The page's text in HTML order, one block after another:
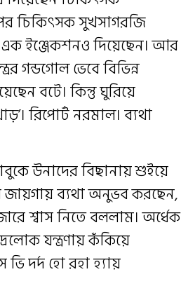
চিকিৎসক সুখসাগরজি
এক ইঞ্জেকশনও দিয়েছেন। আর
গন্ডগোল ভেবে বিভিন্ন
বটে। কিন্তু ঘুরিয়ে
রিপোর্ট নরমাল। ব্যথা
উনাদের বিছানায় শুইয়ে
জায়গায় ব্যথা অনুভব করছেন,
শ্বাস নিতে বললাম। অর্ধেক
যন্ত্রণায় কঁকিয়ে
ভি দর্দ হো রহা হ্যায়